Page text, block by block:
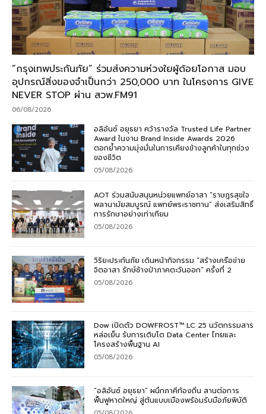
“กรุงเทพประกันภัย” ร่วมส่งความห่วงใยผู้ด้อยโอกาส มอบ
อุปกรณ์สิ่งของจำเป็นกว่า 250,000 บาท ในโครงการ GIVE
NEVER STOP ผ่าน สวพ.FM91
06/08/2026
อลิอันซ์ อยุธยา คว้ารางวัล Trusted Life Partner
Award ในงาน Brand Inside Awards 2026
ตอกย้ำความมุ่งมั่นในการเคียงข้างลูกค้าในทุกช่วง
ของชีวิต
05/08/2026
AOT ร่วมสนับสนุนหน่วยแพทย์อาสา “ราษฎรสุขใจ
พลานามัยสมบูรณ์ แพทย์พระราชทาน” ส่งเสริมสิทธิ์
การรักษาอย่างเท่าเทียม
05/08/2026
วิริยะประกันภัย เดินหน้ากิจกรรม “สร้างเครือข่าย
จิตอาสา รักษ์ช้างป่าภาคตะวันออก” ครั้งที่ 2
05/08/2026
Dow เปิดตัว DOWFROST™ LC 25 นวัตกรรมสาร
หล่อเย็น รับการเติบโต Data Center ไทยและ
โครงสร้างพื้นฐาน AI
05/08/2026
“อลิอันซ์ อยุธยา” ผนึกภาคีท้องถิ่น สานต่อการ
ฟื้นฟูหาดใหญ่ สู่ต้นแบบเมืองพร้อมรับมือภัยพิบัติ